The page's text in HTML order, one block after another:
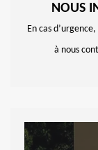
NOUS
En cas
à nous